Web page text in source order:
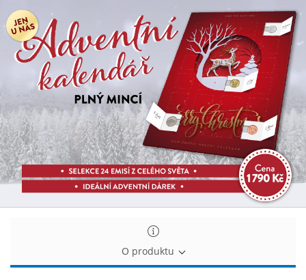
Adventní
kalendář
plný
mincí
Adventní
kalendář
plný
mincí
O produktu